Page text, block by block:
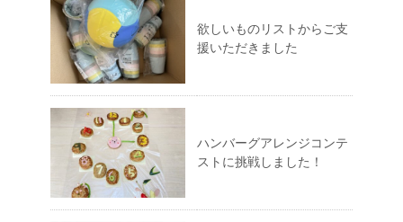
欲しいものリストからご支
援いただきました
ハンバーグアレンジコンテ
ストに挑戦しました！